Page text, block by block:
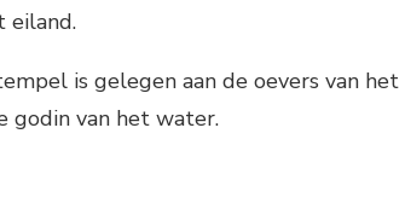
eiland.
is gelegen aan de oevers van het
godin van het water.